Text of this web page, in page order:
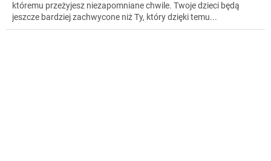
któremu przeżyjesz niezapomniane chwile. Twoje dzieci będą
jeszcze bardziej zachwycone niż Ty, który dzięki temu...